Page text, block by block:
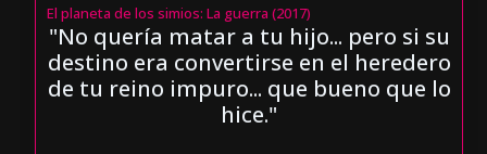
El planeta de los simios: La guerra (2017)
"No quería matar a tu hijo... pero si su
destino era convertirse en el heredero
de tu reino impuro... que bueno que lo
hice."